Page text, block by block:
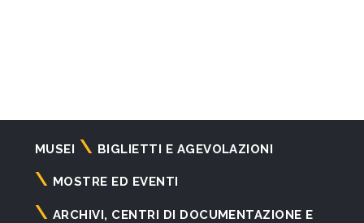
Navigazione
principale
MUSEI BIGLIETTI E AGEVOLAZIONI
MOSTRE ED EVENTI
ARCHIVI, CENTRI DI DOCUMENTAZIONE E